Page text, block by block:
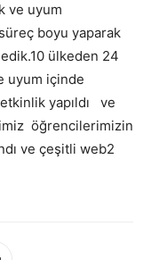
ve uyum
boyu yaparak
ülkeden 24
uyum içinde
yapıldı ve
öğrencilerimizin
ve çeşitli web2